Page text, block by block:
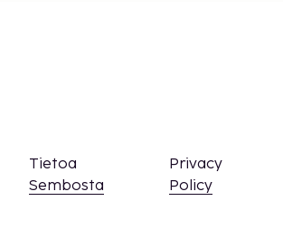
Tietoa
Sembosta
Privacy
Policy